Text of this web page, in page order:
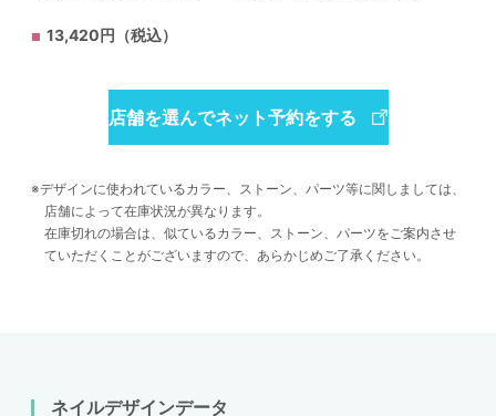
13,420円（税込）
店舗を選んでネット予約をする
デザインに使われているカラー、ストーン、パーツ等に関しましては、
店舗によって在庫状況が異なります。
在庫切れの場合は、似ているカラー、ストーン、パーツをご案内させ
ていただくことがございますので、あらかじめご了承ください。
ネイルデザインデータ